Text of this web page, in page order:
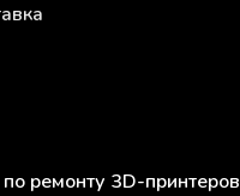
ремонту 3D-принтеров